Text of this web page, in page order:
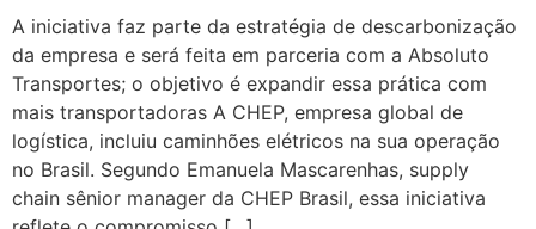
A iniciativa faz parte da estratégia de descarbonização
da empresa e será feita em parceria com a Absoluto
Transportes; o objetivo é expandir essa prática com
mais transportadoras A CHEP, empresa global de
logística, incluiu caminhões elétricos na sua operação
no Brasil. Segundo Emanuela Mascarenhas, supply
chain sênior manager da CHEP Brasil, essa iniciativa